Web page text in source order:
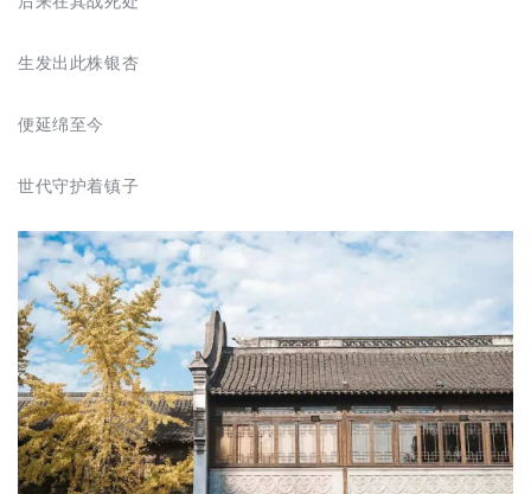
生发出此株银杏
便延绵至今
世代守护着镇子